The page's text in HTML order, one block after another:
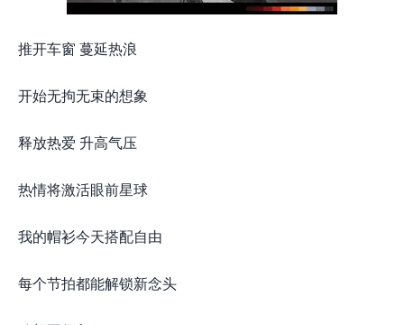
推开车窗 蔓延热浪
开始无拘无束的想象
释放热爱 升高气压
热情将激活眼前星球
我的帽衫今天搭配自由
每个节拍都能解锁新念头